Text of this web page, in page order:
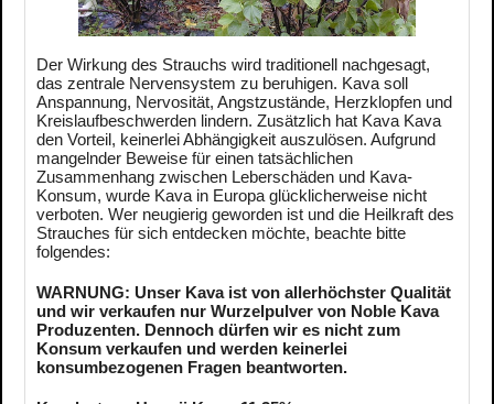
Der Wirkung des Strauchs wird traditionell nachgesagt,
das zentrale Nervensystem zu beruhigen. Kava soll
Anspannung, Nervosität, Angstzustände, Herzklopfen und
Kreislaufbeschwerden lindern. Zusätzlich hat Kava Kava
den Vorteil, keinerlei Abhängigkeit auszulösen. Aufgrund
mangelnder Beweise für einen tatsächlichen
Zusammenhang zwischen Leberschäden und Kava-
Konsum, wurde Kava in Europa glücklicherweise nicht
verboten. Wer neugierig geworden ist und die Heilkraft des
Strauches für sich entdecken möchte, beachte bitte
folgendes:
WARNUNG: Unser Kava ist von allerhöchster Qualität
und wir verkaufen nur Wurzelpulver von Noble Kava
Produzenten. Dennoch dürfen wir es nicht zum
Konsum verkaufen und werden keinerlei
konsumbezogenen Fragen beantworten.